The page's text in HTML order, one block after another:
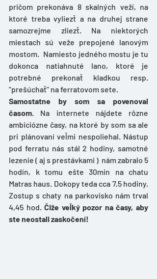
pričom prekonáva 8 skalných veží, na
ktoré treba vyliezť a na druhej strane
samozrejme zliezť. Na niektorých
miestach sú veže prepojené lanovým
mostom.  Namiesto jedného mostu je tu
dokonca natiahnuté lano, ktoré je
potrebné prekonať kladkou resp.
"prešúchať" na ferratovom sete.
Samostatne by som sa povenoval
časom. Na internete nájdete rôzne
ambiciózne časy, na ktoré by som sa ale
pri plánovaní veľmi nespoliehal. Nástup
pod ferratu nás stál 2 hodiny, samotné
lezenie ( aj s prestávkami )  nám zabralo 5
hodín, k tomu ešte 30min na chatu
Matras haus. Dokopy teda cca 7,5 hodiny.
Zostup s chaty na parkovisko nám trval
4,45 hod. Čiže veľký pozor na časy, aby
ste neostali zaskočení!